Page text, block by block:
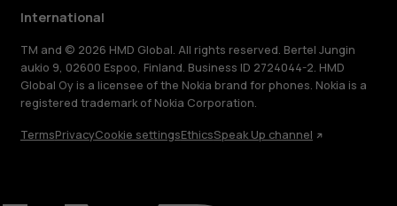
International
TM and © 2026 HMD Global. All rights reserved. Bertel Jungin
aukio 9, 02600 Espoo, Finland. Business ID 2724044-2. HMD
Global Oy is a licensee of the Nokia brand for phones. Nokia is a
registered trademark of Nokia Corporation.
TermsPrivacyCookie settingsEthicsSpeak Up channel